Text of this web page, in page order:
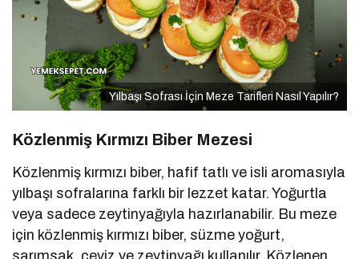
Yılbaşı Sofrası İçin Meze Tarifleri Nasıl Yapılır?
Közlenmiş Kırmızı Biber Mezesi
Közlenmiş kırmızı biber, hafif tatlı ve isli aromasıyla
yılbaşı sofralarına farklı bir lezzet katar. Yoğurtla
veya sadece zeytinyağıyla hazırlanabilir. Bu meze
için közlenmiş kırmızı biber, süzme yoğurt,
sarımsak, ceviz ve zeytinyağı kullanılır. Közlenen